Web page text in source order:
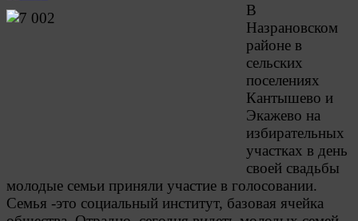
В
Назрановском
районе в
сельских
поселениях
Кантышево и
Экажево на
избирательных
участках в день
своей свадьбы
молодые семьи приняли участие в голосовании.
Семья -это социальный институт, базовая ячейка